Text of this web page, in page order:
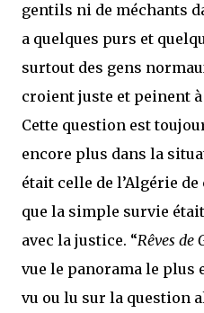
gentils ni de méchants
a quelques purs et
surtout des gens
croient juste et peinent
Cette question est
encore plus dans la
était celle de l’Algérie de
que la simple survie
avec la justice. “Rêves de
vue le panorama le plus
vu ou lu sur la question